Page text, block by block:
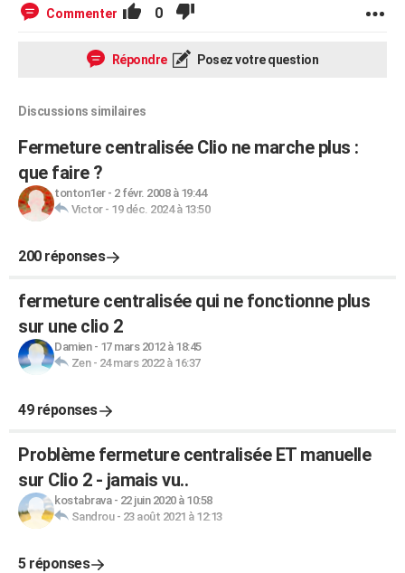
Commenter 0
Répondre Posez votre question
Discussions similaires
Fermeture centralisée Clio ne marche plus :
que faire ?
tonton1er- 2 févr. 2008 à 19:44
Victor- 19 déc. 2024 à 13:50
200 réponses
fermeture centralisée qui ne fonctionne plus
sur une clio 2
Damien- 17 mars 2012 à 18:45
Zen- 24 mars 2022 à 16:37
49 réponses
Problème fermeture centralisée ET manuelle
sur Clio 2 - jamais vu..
kostabrava- 22 juin 2020 à 10:58
Sandrou- 23 août 2021 à 12:13
5 réponses